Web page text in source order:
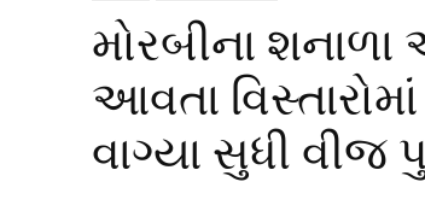
મોરબીના
આવતા
વાગ્યા સુધી વીજ